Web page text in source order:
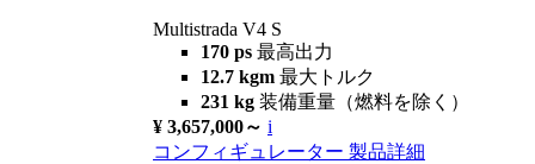
Multistrada V4 S
170 ps 最高出力
12.7 kgm 最大トルク
231 kg 装備重量（燃料を除く）
¥ 3,657,000～ i
コンフィギュレーター 製品詳細